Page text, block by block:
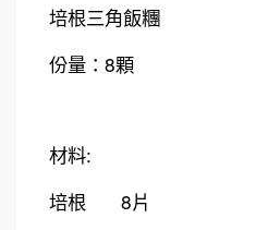
培根三角飯糰
份量： 8顆
材料:
培根 8片